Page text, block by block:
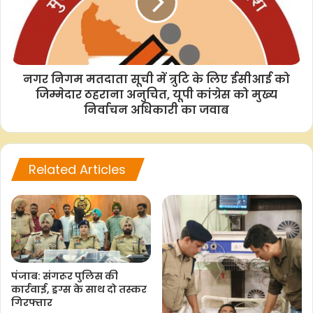
c
e
b
o
W
t
s
A
T
t
e
o
y
L
i
S
a
r
e
नगर निगम मतदाता सूची में त्रुटि के लिए ईसीआई को
जिम्मेदार ठहराना अनुचित, यूपी कांग्रेस को मुख्य
निर्वाचन अधिकारी का जवाब
Related Articles
पंजाब: संगरूर पुलिस की
कार्रवाई, ड्रग्स के साथ दो तस्कर
गिरफ्तार